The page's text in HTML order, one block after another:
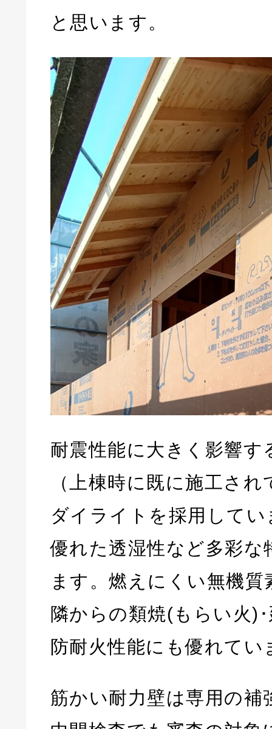
と思います。
耐震性能に大きく影響す
（上棟時に既に施工さ
ダイライトを採用して
優れた透湿性など多彩な
ます。燃えにくい無機
隣からの類焼(もらい火)
防耐火性能にも優れてい
筋かい耐力壁は専用の補